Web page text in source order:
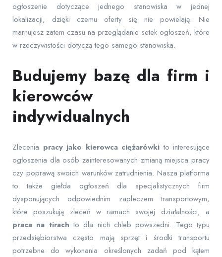
ogłoszenie dotyczące jednego stanowiska w jednej
lokalizacji, dzięki czemu oferty się nie powielają. Nie
marnujesz zatem czasu na przeglądanie setek ogłoszeń, które
w rzeczywistości dotyczą tego samego stanowiska.
Budujemy bazę dla firm i
kierowców
indywidualnych
Zlecenia pracy jako kierowca ciężarówkito interesujące
ogłoszenia dla osób zainteresowanych zmianą miejsca pracy
czy poprawą swoich warunków zatrudnienia. Nasza platforma
to także giełda ogłoszeń dla specjalistycznych firm
dysponujących odpowiednim zapleczem transportowym,
które poszukują zleceń w ramach swojej działalności, a
praca na tirach to dla nich chleb powszedni. Tego typu
przedsiębiorstwa często mają sprzęt i środki transportu
potrzebne do wykonania określonych zadań pod kątem